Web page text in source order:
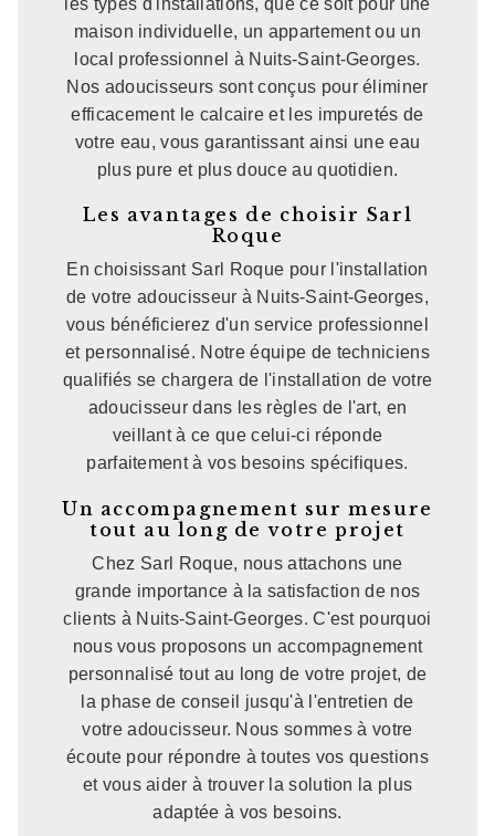
les types d'installations, que ce soit pour une
maison individuelle, un appartement ou un
local professionnel à Nuits-Saint-Georges.
Nos adoucisseurs sont conçus pour éliminer
efficacement le calcaire et les impuretés de
votre eau, vous garantissant ainsi une eau
plus pure et plus douce au quotidien.
Les avantages de choisir Sarl
Roque
En choisissant Sarl Roque pour l'installation
de votre adoucisseur à Nuits-Saint-Georges,
vous bénéficierez d'un service professionnel
et personnalisé. Notre équipe de techniciens
qualifiés se chargera de l'installation de votre
adoucisseur dans les règles de l'art, en
veillant à ce que celui-ci réponde
parfaitement à vos besoins spécifiques.
Un accompagnement sur mesure
tout au long de votre projet
Chez Sarl Roque, nous attachons une
grande importance à la satisfaction de nos
clients à Nuits-Saint-Georges. C'est pourquoi
nous vous proposons un accompagnement
personnalisé tout au long de votre projet, de
la phase de conseil jusqu'à l'entretien de
votre adoucisseur. Nous sommes à votre
écoute pour répondre à toutes vos questions
et vous aider à trouver la solution la plus
adaptée à vos besoins.